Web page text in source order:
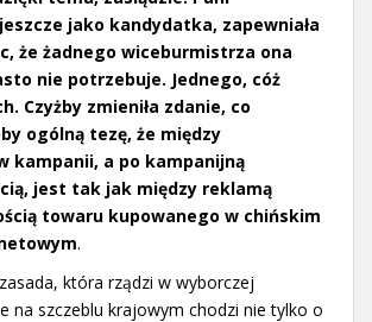
jako kandydatka, zapewniała
że żadnego wiceburmistrza ona
nie potrzebuje. Jednego, cóż
Czyżby zmieniła zdanie, co
ogólną tezę, że między
kampanii, a po kampanijną
jest tak jak między reklamą
towaru kupowanego w chińskim
.
która rządzi w wyborczej
na szczeblu krajowym chodzi nie tylko o